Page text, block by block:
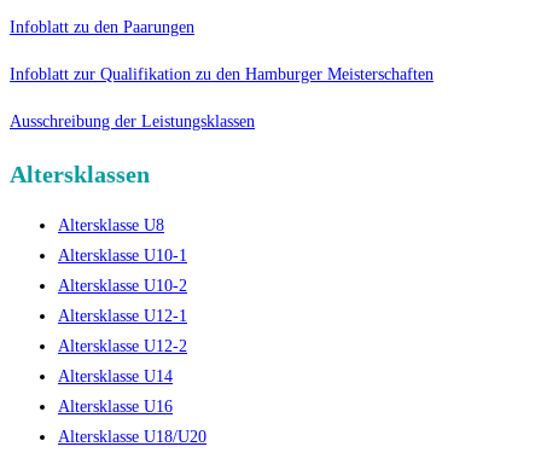
Infoblatt zu den Paarungen
Infoblatt zur Qualifikation zu den Hamburger Meisterschaften
Ausschreibung der Leistungsklassen
Altersklassen
Altersklasse U8
Altersklasse U10-1
Altersklasse U10-2
Altersklasse U12-1
Altersklasse U12-2
Altersklasse U14
Altersklasse U16
Altersklasse U18/U20